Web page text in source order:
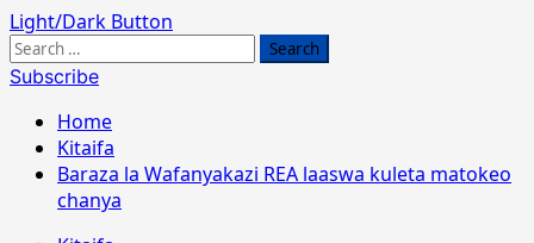
Light/Dark Button
Search
for:
Subscribe
Home
Kitaifa
Baraza la Wafanyakazi REA laaswa kuleta matokeo
chanya